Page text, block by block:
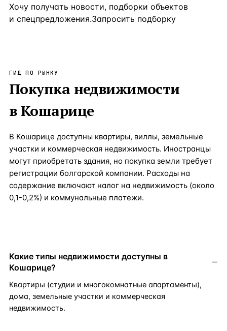
Хочу получать новости, подборки объектов
и спецпредложения.Запросить подборку
ГИД ПО РЫНКУ
Покупка недвижимости
в Кошарице
В Кошарице доступны квартиры, виллы, земельные
участки и коммерческая недвижимость. Иностранцы
могут приобретать здания, но покупка земли требует
регистрации болгарской компании. Расходы на
содержание включают налог на недвижимость (около
0,1-0,2%) и коммунальные платежи.
Какие типы недвижимости доступны в
Кошарице?
Квартиры (студии и многокомнатные апартаменты),
дома, земельные участки и коммерческая
недвижимость.